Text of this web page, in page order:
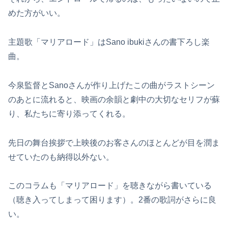
めた方がいい。
主題歌「マリアロード」はSano ibukiさんの書下ろし楽
曲。
今泉監督とSanoさんが作り上げたこの曲がラストシーン
のあとに流れると、映画の余韻と劇中の大切なセリフが蘇
り、私たちに寄り添ってくれる。
先日の舞台挨拶で上映後のお客さんのほとんどが目を潤ま
せていたのも納得以外ない。
このコラムも「マリアロード」を聴きながら書いている
（聴き入ってしまって困ります）。2番の歌詞がさらに良
い。